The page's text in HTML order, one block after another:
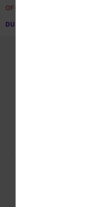
OFERTAS
DUPLA PROMO 10% EXTRA